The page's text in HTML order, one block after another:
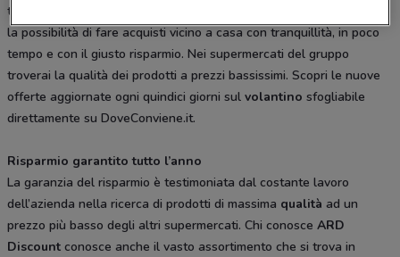
territorio siculo.
la possibilità di fare acquisti vicino a casa con tranquillità, in poco
tempo e con il giusto risparmio. Nei supermercati del gruppo
troverai la qualità dei prodotti a prezzi bassissimi. Scopri le nuove
offerte aggiornate ogni quindici giorni sul volantino sfogliabile
direttamente su DoveConviene.it.
Risparmio garantito tutto l’anno
La garanzia del risparmio è testimoniata dal costante lavoro
dell’azienda nella ricerca di prodotti di massima qualità ad un
prezzo più basso degli altri supermercati. Chi conosce ARD
Discount conosce anche il vasto assortimento che si trova in